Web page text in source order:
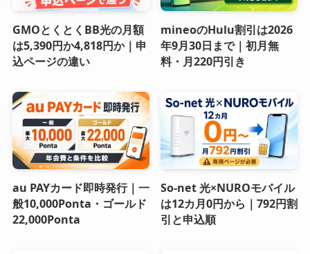
GMOとくとくBB光の月額
は5,390円か4,818円か｜申
込ページの違い
mineoのHulu割引は2026
年9月30日まで｜初月無
料・月220円引き
au PAYカード即時発行｜一
般10,000Ponta・ゴールド
22,000Ponta
So-net 光×NUROモバイル
は12カ月0円から｜792円割
引と申込順